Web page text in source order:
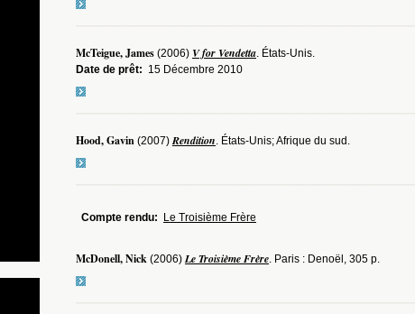
McTeigue, James (2006) V for Vendetta. États-Unis.
Date de prêt: 15 Décembre 2010
Hood, Gavin (2007)Rendition. États-Unis; Afrique du sud.
Compte rendu: Le Troisième Frère
McDonell, Nick (2006) Le Troisième Frère. Paris : Denoël, 305 p.